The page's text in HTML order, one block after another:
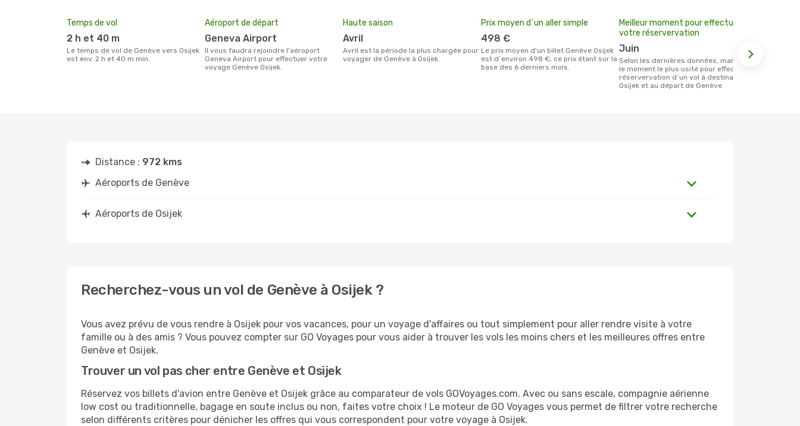
Temps de vol
2 h et 40 m
Le temps de vol de Genève vers Osijek
est env. 2 h et 40 m min.
Aéroport de départ
Geneva Airport
Il vous faudra rejoindre l'aéroport
Geneva Airport pour effectuer votre
voyage Genève Osijek.
Haute saison
avril
avril est la période la plus chargée pour
voyager de Genève à Osijek.
Prix moyen d´un aller simple
498 €
Le prix moyen d'un billet Genève Osijek
est d´environ 498 €, ce prix étant sur la
base des 6 derniers mois.
Meilleur moment pour effectuer
votre réservervation
juin
Selon les dernières données, mars est
le moment le plus usité pour effectuer la
réservervation d´un vol à destination de
Osijek et au départ de Genève
Distance : 972 kms
Aéroports de Genève
Aéroports de Osijek
Recherchez-vous un vol de Genève à Osijek ?
Vous avez prévu de vous rendre à Osijek pour vos vacances, pour un voyage d'affaires ou tout simplement pour aller rendre visite à votre
famille ou à des amis ? Vous pouvez compter sur GO Voyages pour vous aider à trouver les vols les moins chers et les meilleures offres entre
Genève et Osijek.
Trouver un vol pas cher entre Genève et Osijek
Réservez vos billets d'avion entre Genève et Osijek grâce au comparateur de vols GOVoyages.com. Avec ou sans escale, compagnie aérienne
low cost ou traditionnelle, bagage en soute inclus ou non, faites votre choix ! Le moteur de GO Voyages vous permet de filtrer votre recherche
selon différents critères pour dénicher les offres qui vous correspondent pour votre voyage à Osijek.